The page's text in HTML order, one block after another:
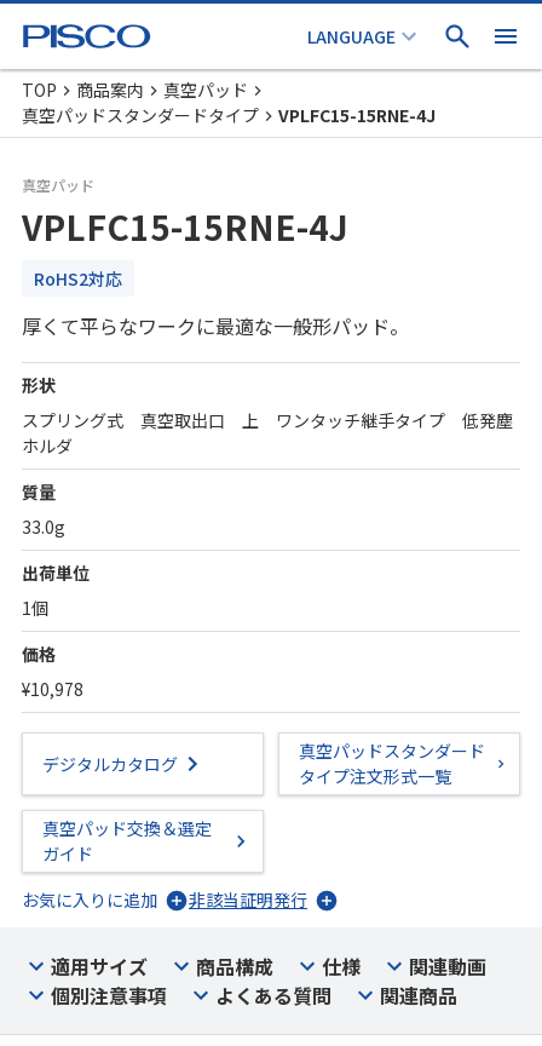
TOP 商品案内
真空パッド
真空パッドスタンダードタイプ
VPLFC15-15RNE-4J
真空パッド
VPLFC15-15RNE-4J
RoHS2対応
厚くて平らなワークに最適な一般形パッド。
形状
スプリング式 真空取出口 上 ワンタッチ継手タイプ 低発塵
ホルダ
質量
33.0g
出荷単位
1個
価格
¥10,978
デジタルカタログ
真空パッドスタンダード
タイプ注文形式一覧
真空パッド交換＆選定
ガイド
お気に入りに追加
非該当証明発行
適用サイズ 商品構成 仕様
関連動画
個別注意事項
よくある質問 関連商品